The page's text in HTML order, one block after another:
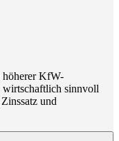
höherer KfW-
wirtschaftlich sinnvoll
und